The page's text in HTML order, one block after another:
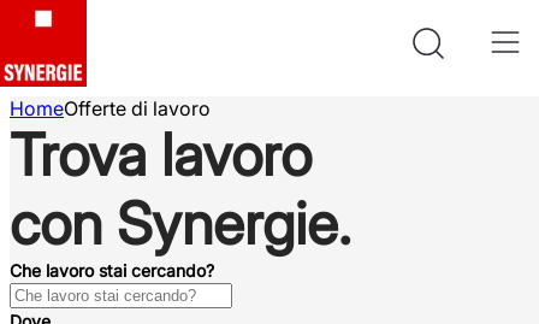
HomeOfferte di lavoro
Trova lavoro
con Synergie.
Che lavoro stai cercando?